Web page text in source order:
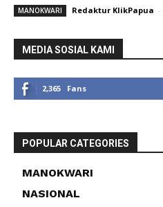
MANOKWARI Redaktur KlikPapua -
MEDIA SOSIAL KAMI
2,365 Fans
POPULAR CATEGORIES
MANOKWARI
NASIONAL